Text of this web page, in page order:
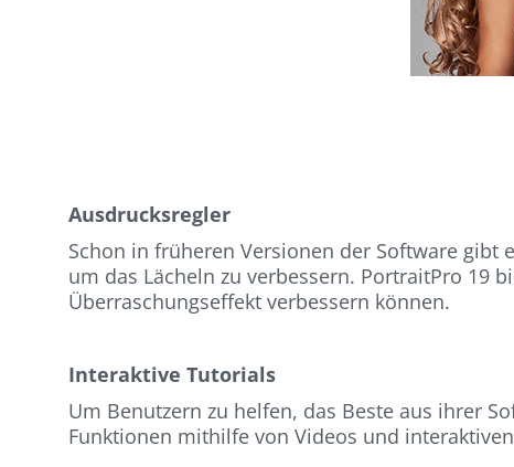
Ausdrucksregler
Schon in früheren Versionen der Software gibt
um das Lächeln zu verbessern. PortraitPro 19
Überraschungseffekt verbessern können.
Interaktive Tutorials
Um Benutzern zu helfen, das Beste aus ihrer
Funktionen mithilfe von Videos und